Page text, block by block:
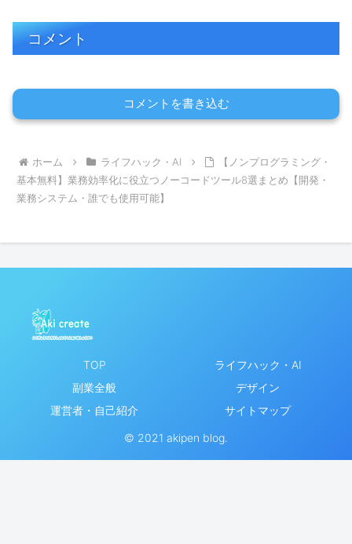
コメント
コメントを書き込む
ホーム ライフハック・AI
【ノンプログラミング・
基本無料】業務効率化に役立つノーコードツール8選まとめ【開発・
業務システム・誰でも使用可能】
TOP
ライフハック・AI
副業全般
デザイン
運営者・自己紹介
サイトマップ
© 2021 akipen blog.